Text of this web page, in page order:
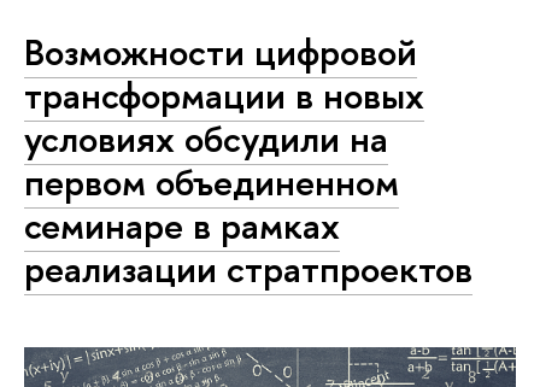
Возможности цифровой
трансформации в новых
условиях обсудили на
первом объединенном
семинаре в рамках
реализации стратпроектов